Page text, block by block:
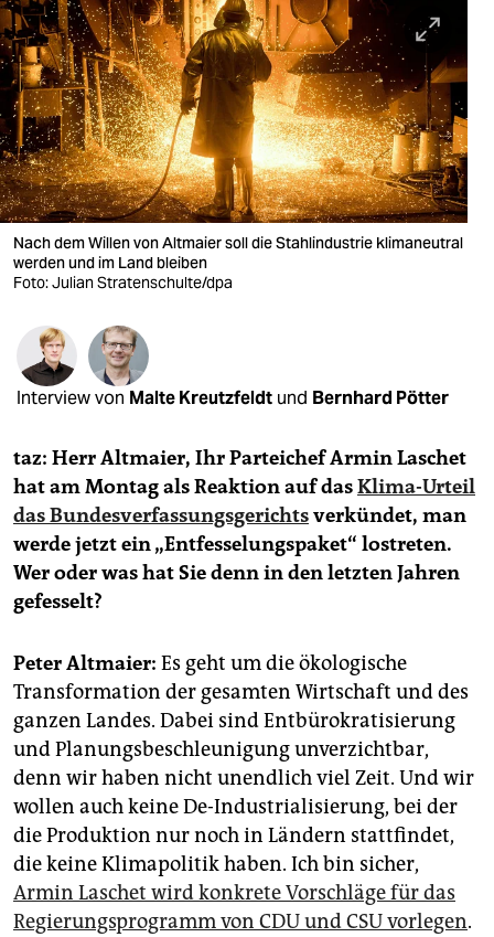
berlin
nord
wahrheit
verlag
verlag
veranstaltungen
fragen & hilfe
unterstützen
genossenschaft
epaper login
Nach dem Willen von Altmaier soll die Stahlindustrie klimaneutral
werden und im Land bleiben
Foto: Julian Stratenschulte/dpa
Interview von Malte Kreutzfeldt und Bernhard Pötter
taz: Herr Altmaier, Ihr Parteichef Armin Laschet
hat am Montag als Reaktion auf dasKlima-Urteil
das Bundesverfassungsgerichtsverkündet, man
werde jetzt ein „Entfesselungspaket“ lostreten.
Wer oder was hat Sie denn in den letzten Jahren
gefesselt?
Peter Altmaier: Es geht um die ökologische
Transformation der gesamten Wirtschaft und des
ganzen Landes. Dabei sind Entbürokratisierung
und Planungsbeschleunigung unverzichtbar,
denn wir haben nicht unendlich viel Zeit. Und wir
wollen auch keine De-Industrialisierung, bei der
die Produktion nur noch in Ländern stattfindet,
die keine Klimapolitik haben. Ich bin sicher,
Armin Laschet wird konkrete Vorschläge für das
Regierungsprogramm von CDU und CSU vorlegen.